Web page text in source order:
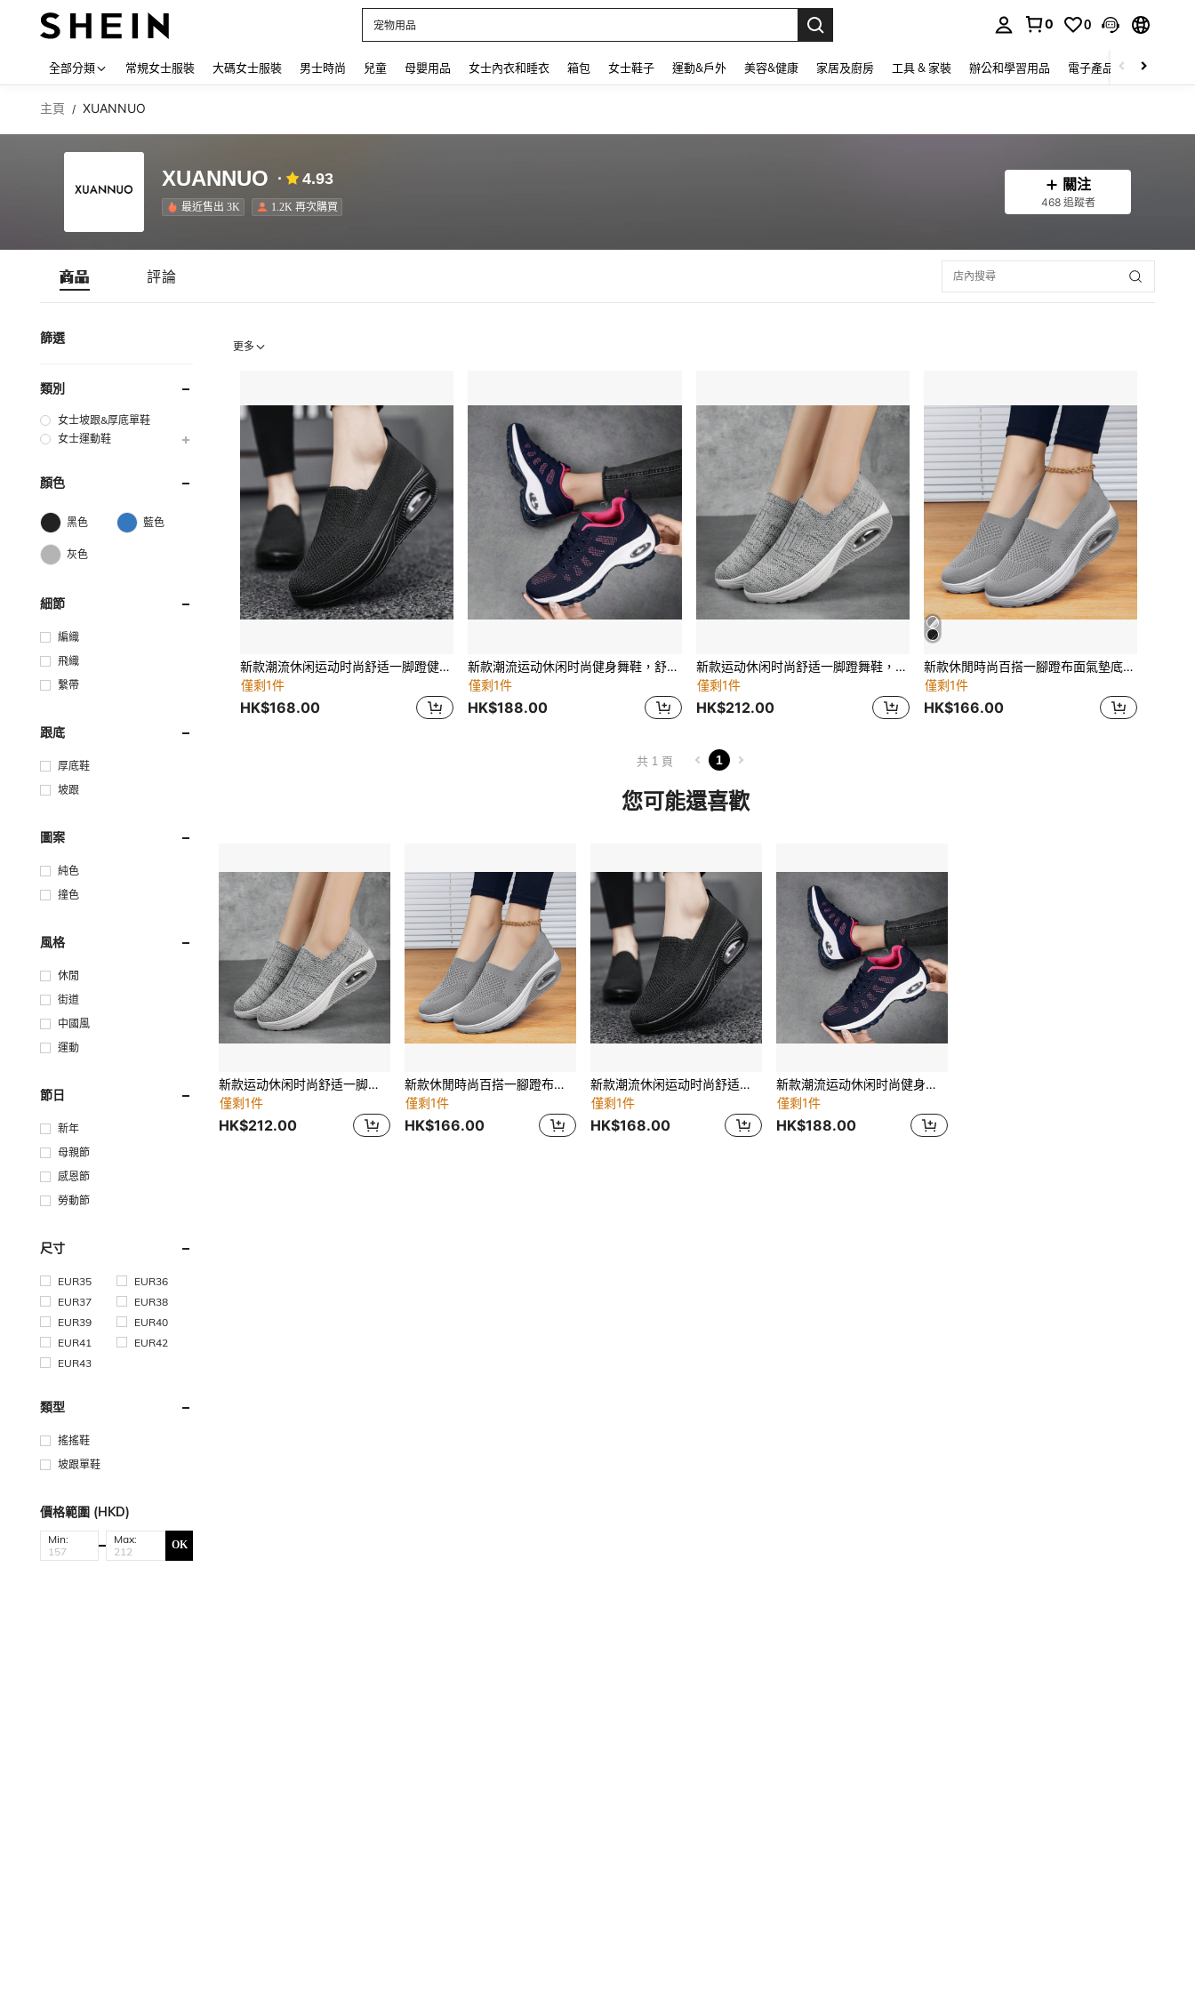
宠物用品
0 0
全部分類 常規女士服裝 大碼女士服裝 男士時尚 兒童 母嬰用品 女士內衣和睡衣 箱包 女士鞋子 運動&戶外 美容&健康 家居及廚房 工具 & 家裝 辦公和學習用品 電子產品 玩具
主頁 / XUANNUO
XUANNUO 4.93
最近售出 3K 1.2K 再次購買
關注
468 追蹤者
商品 評論
篩選
類別
女士坡跟&厚底單鞋
女士運動鞋
顏色
黑色 藍色
灰色
細節
編織
飛織
繫帶
跟底
厚底鞋
坡跟
圖案
純色
撞色
風格
休閒
街道
中國風
運動
節日
新年
母親節
感恩節
勞動節
尺寸
EUR35
EUR36
EUR37
EUR38
EUR39
EUR40
EUR41
EUR42
EUR43
類型
搖搖鞋
坡跟單鞋
價格範圍 (HKD)
Min: Max: OK
更多
新款潮流休闲运动时尚舒适一脚蹬健身舞鞋，格纹透气针织厚底减震坡跟厚底增高大码跨境女式运动鞋
僅剩1件
HK$168.00
新款潮流运动休闲时尚健身舞鞋，舒适一脚蹬系带透气厚底气垫增高鞋，适合大码女士
僅剩1件
HK$188.00
新款运动休闲时尚舒适一脚蹬舞鞋，Shake Shake 运动鞋，百搭透气针织厚底坡跟气垫高跟鞋，加大码
僅剩1件
HK$212.00
新款休閒時尚百搭一腳蹬布面氣墊底大尺碼女鞋
僅剩1件
HK$166.00
共 1 頁 1
您可能還喜歡
新款运动休闲时尚舒适一脚蹬舞鞋，Shake Shake 运动鞋，百搭透气针织厚底坡跟气垫高跟鞋，加大码
僅剩1件
HK$212.00
新款休閒時尚百搭一腳蹬布面氣墊底大尺碼女鞋
僅剩1件
HK$166.00
新款潮流休闲运动时尚舒适一脚蹬健身舞鞋，格纹透气针织厚底减震坡跟厚底增高大码跨境女式运动鞋
僅剩1件
HK$168.00
新款潮流运动休闲时尚健身舞鞋，舒适一脚蹬系带透气厚底气垫增高鞋，适合大码女士
僅剩1件
HK$188.00